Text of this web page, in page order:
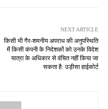
NEXT ARTICLE
किसी भी गैर-शमनीय अपराध की अनुपस्थिति
में किसी कंपनी के निदेशकों को उनके विदेश
यात्रा के अधिकार से वंचित नहीं किया जा
सकता है: उड़ीसा हाईकोर्ट